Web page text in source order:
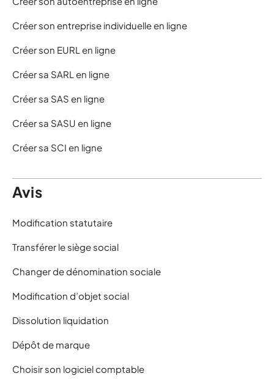
Créer son entreprise individuelle en ligne
Créer son EURL en ligne
Créer sa SARL en ligne
Créer sa SAS en ligne
Créer sa SASU en ligne
Créer sa SCI en ligne
Avis
Modification statutaire
Transférer le siège social
Changer de dénomination sociale
Modification d’objet social
Dissolution liquidation
Dépôt de marque
Choisir son logiciel comptable